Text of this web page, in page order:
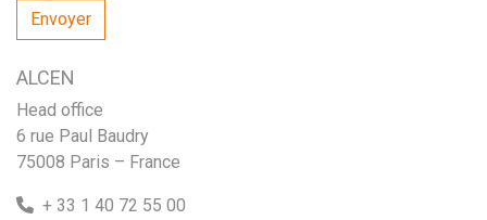
ALCEN
Head office
6 rue Paul Baudry
75008 Paris – France
+ 33 1 40 72 55 00